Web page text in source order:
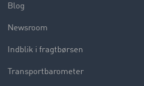
Blog
Newsroom
Indblik i fragtbørsen
Transportbarometer